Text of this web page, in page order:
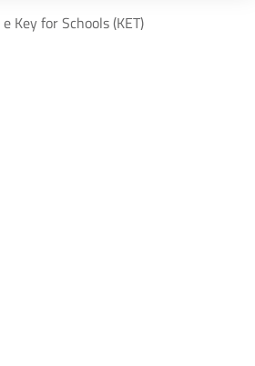
Key for Schools (KET)